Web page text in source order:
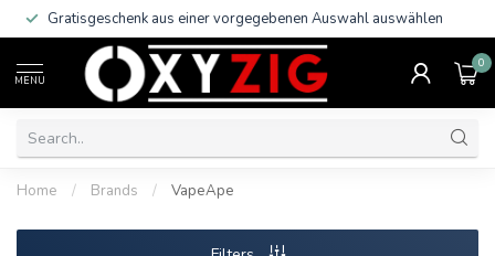
Gratisgeschenk aus einer vorgegebenen Auswahl auswählen
MENU
0
Home / Brands / VapeApe